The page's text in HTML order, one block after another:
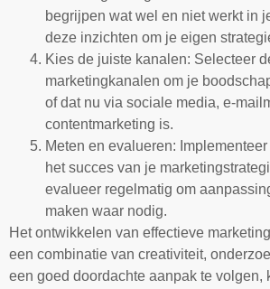
begrijpen wat wel en niet werkt in
deze inzichten om je eigen
Kies de juiste kanalen: Selecteer
marketingkanalen om je
of dat nu via sociale media, e-
contentmarketing is.
Meten en evalueren:
het succes van je
evalueer regelmatig om
maken waar nodig.
Het ontwikkelen van effectieve
een combinatie van creativiteit,
een goed doordachte aanpak te volgen,